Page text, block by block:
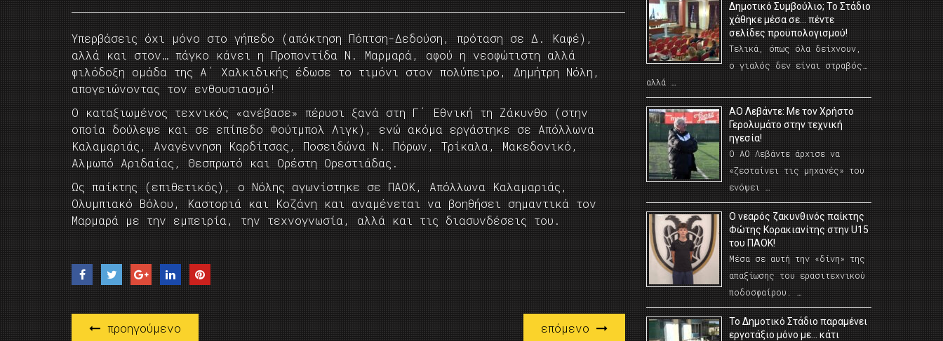
Υπερβάσεις όχι μόνο στο γήπεδο (απόκτηση Πόπτση-Δεδούση, πρόταση σε Δ. Καφέ),
αλλά και στον… πάγκο κάνει η Προποντίδα Ν. Μαρμαρά, αφού η νεοφώτιστη αλλά
φιλόδοξη ομάδα της Α΄ Χαλκιδικής έδωσε το τιμόνι στον πολύπειρο, Δημήτρη Νόλη,
απογειώνοντας τον ενθουσιασμό!
Ο καταξιωμένος τεχνικός «ανέβασε» πέρυσι ξανά στη Γ΄ Εθνική τη Ζάκυνθο (στην
οποία δούλεψε και σε επίπεδο Φούτμπολ Λιγκ), ενώ ακόμα εργάστηκε σε Απόλλωνα
Καλαμαριάς, Αναγέννηση Καρδίτσας, Ποσειδώνα Ν. Πόρων, Τρίκαλα, Μακεδονικό,
Αλμωπό Αριδαίας, Θεσπρωτό και Ορέστη Ορεστιάδας.
Ως παίκτης (επιθετικός), ο Νόλης αγωνίστηκε σε ΠΑΟΚ, Απόλλωνα Καλαμαριάς,
Ολυμπιακό Βόλου, Καστοριά και Κοζάνη και αναμένεται να βοηθήσει σημαντικά τον
Μαρμαρά με την εμπειρία, την τεχνογνωσία, αλλά και τις διασυνδέσεις του.
προηγούμενο επόμενο
Δημοτικό Συμβούλιο; Το Στάδιο
χάθηκε μέσα σε… πέντε
σελίδες προϋπολογισμού!
Τελικά, όπως όλα δείχνουν,
ο γιαλός δεν είναι στραβός…
αλλά …
ΑΟ Λεβάντε: Με τον Χρήστο
Γερολυμάτο στην τεχνική
ηγεσία!
Ο ΑΟ Λεβάντε άρχισε να
«ζεσταίνει τις μηχανές» του
ενόψει …
O νεαρός ζακυνθινός παίκτης
Φώτης Κορακιανίτης στην U15
του ΠΑΟΚ!
Μέσα σε αυτή την «δίνη» της
απαξίωσης του ερασιτεχνικού
ποδοσφαίρου. …
Το Δημοτικό Στάδιο παραμένει
εργοτάξιο μόνο με… κάτι